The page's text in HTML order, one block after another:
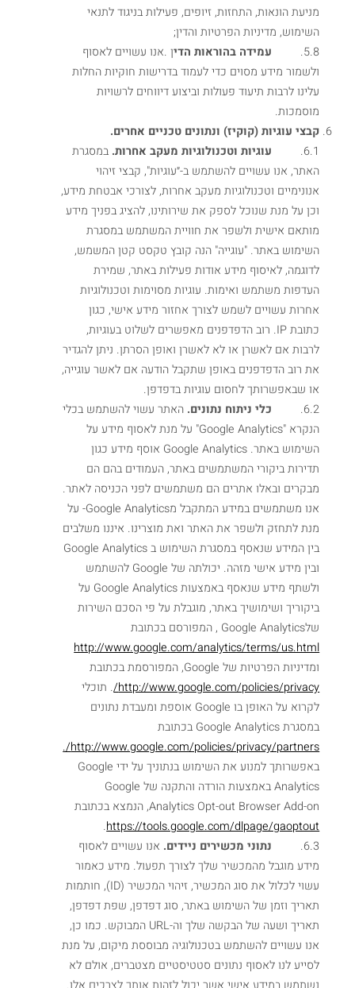
מניעת הונאות, התחזות, זיופים, פעילות בניגוד לתנאי
השימוש, מדיניות הפרטיות והדין;
5.8.
עמידה בהוראות הדין .אנו עשויים לאסוף
ולשמור מידע מסוים כדי לעמוד בדרישות חוקיות החלות
עלינו לרבות תיעוד פעולות וביצוע דיווחים לרשויות
מוסמכות.
קבצי עוגיות (קוקיז) ונתונים טכניים אחרים.
6.1.
עוגיות וטכנולוגיות מעקב אחרות. במסגרת
האתר, אנו עשויים להשתמש ב-״עוגיות", קבצי זיהוי
אנונימיים וטכנולוגיות מעקב אחרות, לצורכי אבטחת מידע,
וכן על מנת שנוכל לספק את שירותינו, להציג בפניך מידע
מותאם אישית ולשפר את חוויית המשתמש במסגרת
השימוש באתר. "עוגייה" הנה קובץ טקסט קטן המשמש,
לדוגמה, לאיסוף מידע אודות פעילות באתר, שמירת
העדפות משתמש ואימות. עוגיות מסוימות וטכנולוגיות
אחרות עשויים לשמש לצורך אחזור מידע אישי, כגון
כתובת IP. רוב הדפדפנים מאפשרים לשלוט בעוגיות,
לרבות אם לאשרן או לא לאשרן ואופן הסרתן. ניתן להגדיר
את רוב הדפדפנים באופן שתקבל הודעה אם לאשר עוגייה,
או שבאפשרותך לחסום עוגיות בדפדפן.
6.2.
כלי ניתוח נתונים. האתר עשוי להשתמש בכלי
הנקרא "Google Analytics" על מנת לאסוף מידע על
השימוש באתר. Google Analytics אוסף מידע כגון
תדירות ביקורי המשתמשים באתר, העמודים בהם הם
מבקרים ובאלו אתרים הם משתמשים לפני הכניסה לאתר.
אנו משתמשים במידע המתקבל מGoogle Analytics- על
מנת לתחזק ולשפר את האתר ואת מוצרינו. איננו משלבים
בין המידע שנאסף במסגרת השימוש ב Google Analytics
ובין מידע אישי מזהה. יכולתה של Google להשתמש
ולשתף מידע שנאסף באמצעות Google Analytics על
ביקוריך ושימושיך באתר, מוגבלת על פי הסכם השירות
שלGoogle Analytics , המפורסם בכתובת
http://www.google.com/analytics/terms/us.html
ומדיניות הפרטיות של Google, המפורסמת בכתובת
http://www.google.com/policies/privacy/ . תוכלי
לקרוא על האופן בו Google אוספת ומעבדת נתונים
במסגרת Google Analytics בכתובת
http://www.google.com/policies/privacy/partners/.
באפשרותך למנוע את השימוש בנתוניך על ידי Google
Analytics באמצעות הורדה והתקנה של Google
Analytics Opt-out Browser Add-on, הנמצא בכתובת
https://tools.google.com/dlpage/gaoptout
.
6.3.
נתוני מכשירים ניידים. אנו עשויים לאסוף
מידע מוגבל מהמכשיר שלך לצורך תפעול. מידע כאמור
עשוי לכלול את סוג המכשיר, זיהוי המכשיר (ID), חותמות
תאריך וזמן של השימוש באתר, סוג דפדפן, שפת דפדפן,
תאריך ושעה של הבקשה שלך וה-URL המבוקש. כמו כן,
אנו עשויים להשתמש בטכנולוגיה מבוססת מיקום, על מנת
לסייע לנו לאסוף נתונים סטטיסטיים מצטברים, אולם לא